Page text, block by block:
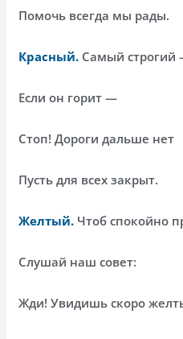
Помочь всегда мы рады.
Красный. Самый строгий
Если он горит —
Стоп! Дороги дальше нет
Пусть для всех закрыт.
Желтый. Чтоб спокойно
Слушай наш совет:
Жди! Увидишь скоро